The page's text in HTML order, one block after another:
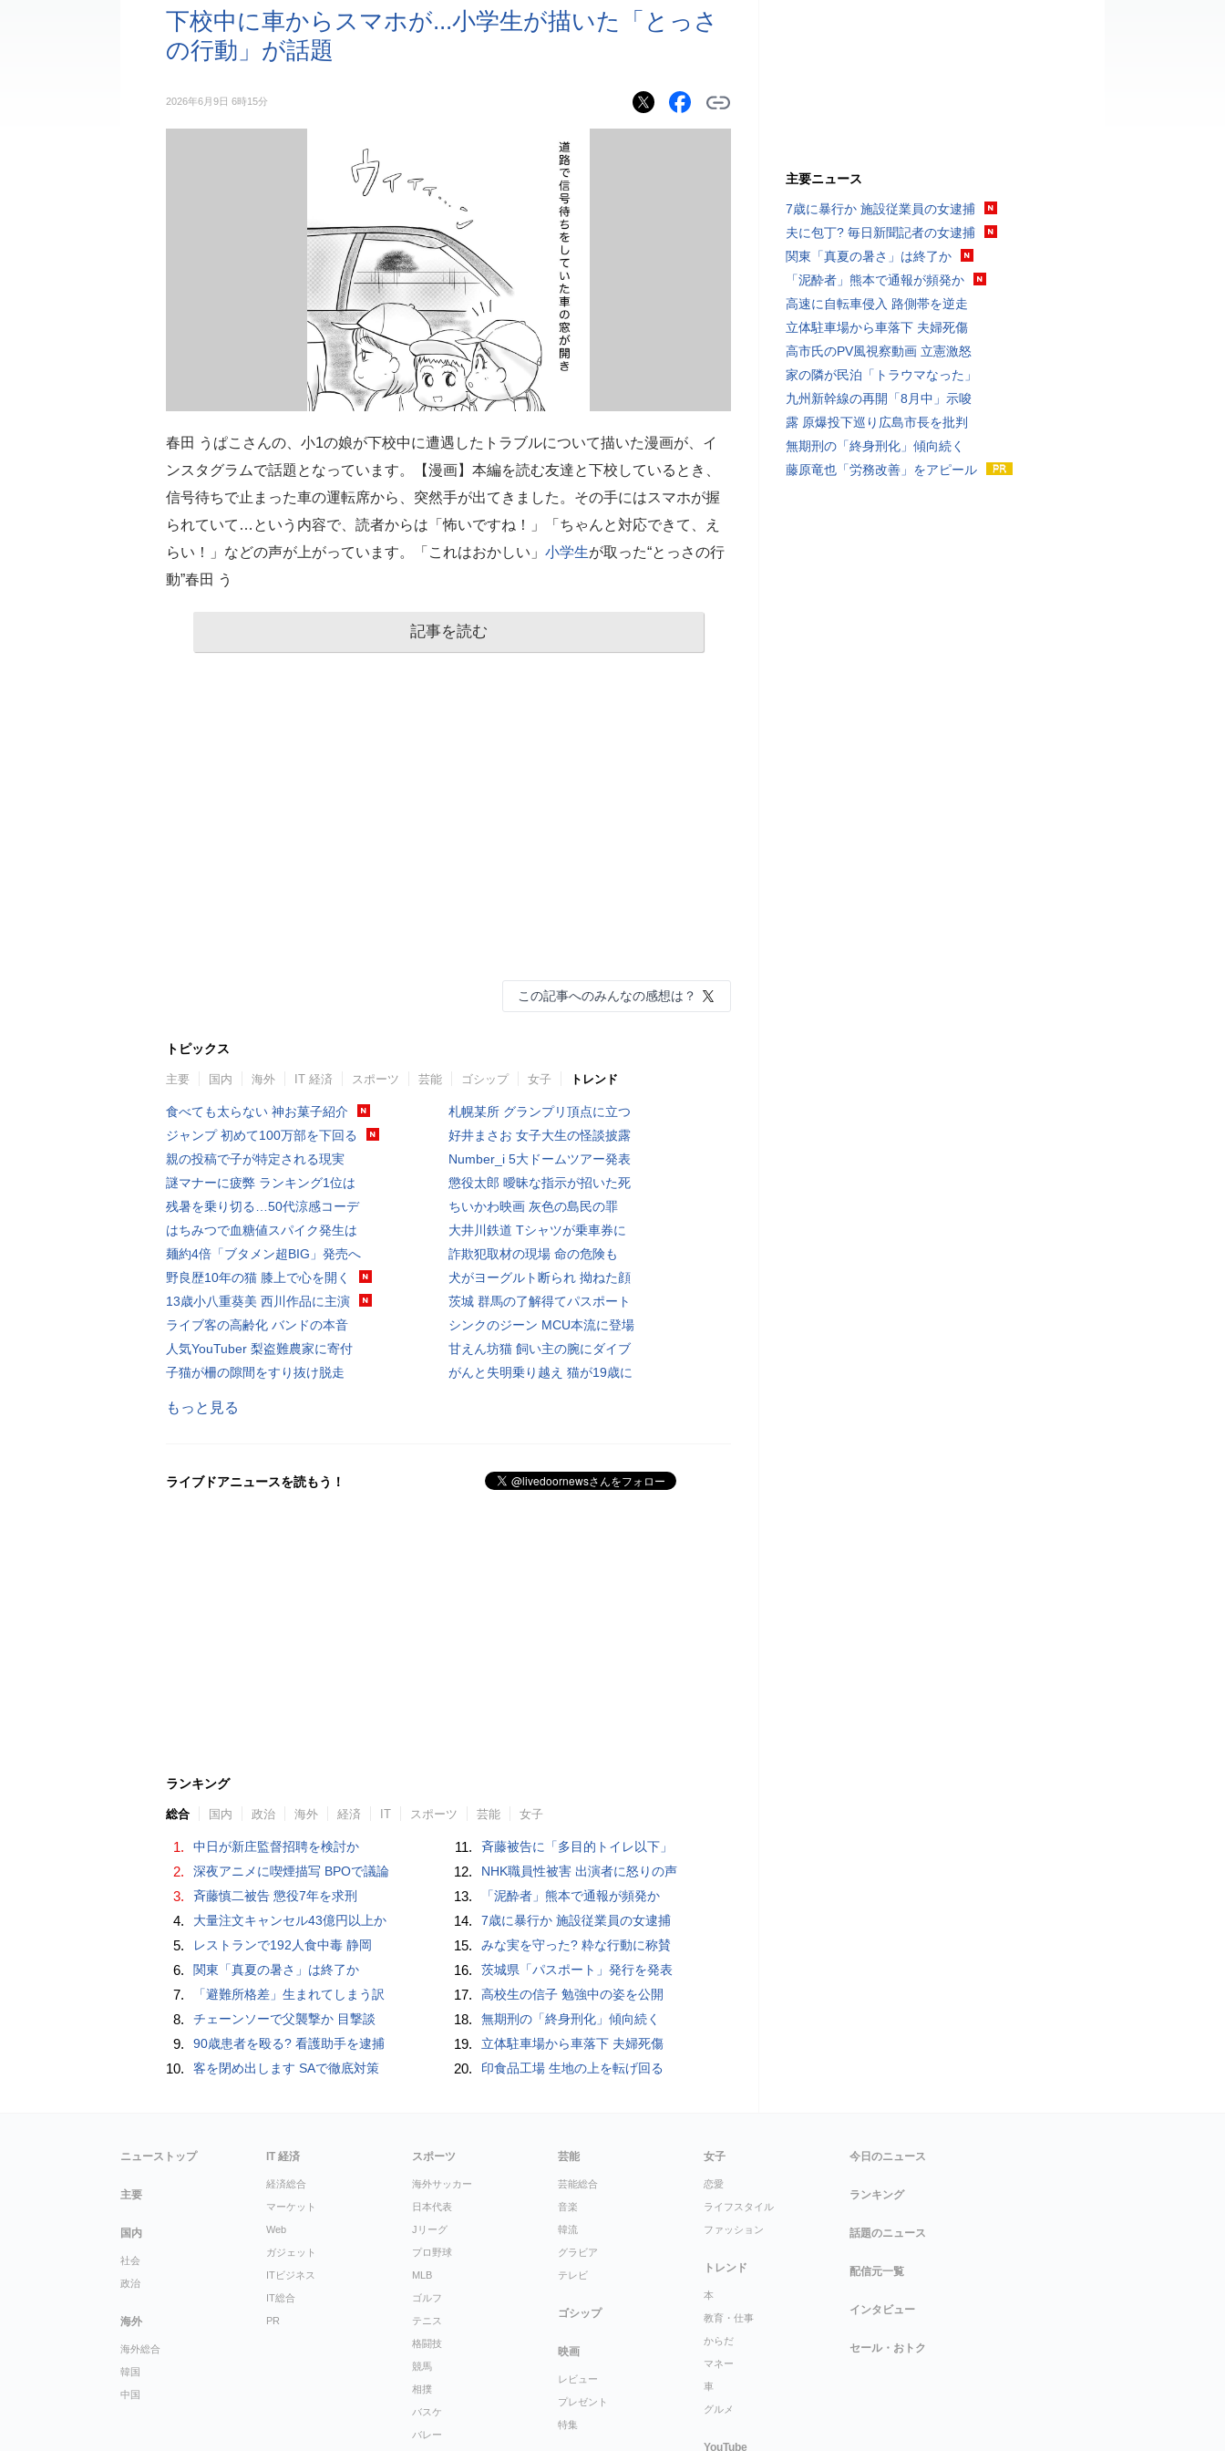
下校中に車からスマホが...小学生が描いた「とっさ
の行動」が話題
2026年6月9日 6時15分
春田 うぱこさんの、小1の娘が下校中に遭遇したトラブルについて描いた漫画が、イ
ンスタグラムで話題となっています。【漫画】本編を読む友達と下校しているとき、
信号待ちで止まった車の運転席から、突然手が出てきました。その手にはスマホが握
られていて…という内容で、読者からは「怖いですね！」「ちゃんと対応できて、え
らい！」などの声が上がっています。「これはおかしい」 小学生が取った“とっさの行
動”春田 う
記事を読む
この記事へのみんなの感想は？
トピックス
主要 国内 海外 IT 経済 スポーツ 芸能 ゴシップ 女子 トレンド
食べても太らない 神お菓子紹介
ジャンプ 初めて100万部を下回る
親の投稿で子が特定される現実
謎マナーに疲弊 ランキング1位は
残暑を乗り切る…50代涼感コーデ
はちみつで血糖値スパイク発生は
麺約4倍「ブタメン超BIG」発売へ
野良歴10年の猫 膝上で心を開く
13歳小八重葵美 西川作品に主演
ライブ客の高齢化 バンドの本音
人気YouTuber 梨盗難農家に寄付
子猫が柵の隙間をすり抜け脱走
札幌某所 グランプリ頂点に立つ
好井まさお 女子大生の怪談披露
Number_i 5大ドームツアー発表
懲役太郎 曖昧な指示が招いた死
ちいかわ映画 灰色の島民の罪
大井川鉄道 Tシャツが乗車券に
詐欺犯取材の現場 命の危険も
犬がヨーグルト断られ 拗ねた顔
茨城 群馬の了解得てパスポート
シンクのジーン MCU本流に登場
甘えん坊猫 飼い主の腕にダイブ
がんと失明乗り越え 猫が19歳に
もっと見る
ライブドアニュースを読もう！
ランキング
総合 国内 政治 海外 経済 IT スポーツ 芸能 女子
1. 中日が新庄監督招聘を検討か
2. 深夜アニメに喫煙描写 BPOで議論
3. 斉藤慎二被告 懲役7年を求刑
4. 大量注文キャンセル43億円以上か
5. レストランで192人食中毒 静岡
6. 関東「真夏の暑さ」は終了か
7. 「避難所格差」生まれてしまう訳
8. チェーンソーで父襲撃か 目撃談
9. 90歳患者を殴る? 看護助手を逮捕
10. 客を閉め出します SAで徹底対策
11. 斉藤被告に「多目的トイレ以下」
12. NHK職員性被害 出演者に怒りの声
13. 「泥酔者」熊本で通報が頻発か
14. 7歳に暴行か 施設従業員の女逮捕
15. みな実を守った? 粋な行動に称賛
16. 茨城県「パスポート」発行を発表
17. 高校生の信子 勉強中の姿を公開
18. 無期刑の「終身刑化」傾向続く
19. 立体駐車場から車落下 夫婦死傷
20. 印食品工場 生地の上を転げ回る
主要ニュース
7歳に暴行か 施設従業員の女逮捕
夫に包丁? 毎日新聞記者の女逮捕
関東「真夏の暑さ」は終了か
「泥酔者」熊本で通報が頻発か
高速に自転車侵入 路側帯を逆走
立体駐車場から車落下 夫婦死傷
高市氏のPV風視察動画 立憲激怒
家の隣が民泊「トラウマなった」
九州新幹線の再開「8月中」示唆
露 原爆投下巡り広島市長を批判
無期刑の「終身刑化」傾向続く
藤原竜也「労務改善」をアピール
ニューストップ
主要
国内
社会
政治
海外
海外総合
韓国
中国
IT 経済
経済総合
マーケット
Web
ガジェット
ITビジネス
IT総合
PR
スポーツ
海外サッカー
日本代表
Jリーグ
プロ野球
MLB
ゴルフ
テニス
格闘技
競馬
相撲
バスケ
バレー
芸能
芸能総合
音楽
韓流
グラビア
テレビ
ゴシップ
映画
レビュー
プレゼント
特集
女子
恋愛
ライフスタイル
ファッション
トレンド
本
教育・仕事
からだ
マネー
車
グルメ
YouTube
今日のニュース
ランキング
話題のニュース
配信元一覧
インタビュー
セール・おトク